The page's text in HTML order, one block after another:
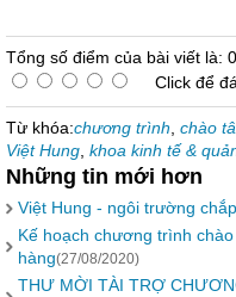
Tổng số điểm của bài viết là:
Click để
Từ khóa:chương trình chào
Việt Hung khoa kinh tế &
Những tin mới hơn
Việt Hung - ngôi trường
Kế hoạch chương trình
hàng(27/08/2020)
THƯ MỜI TÀI TRỢ